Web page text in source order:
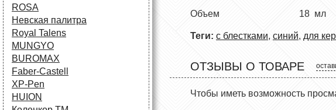
ROSA
Невская палитра
Royal Talens
MUNGYO
BUROMAX
Faber-Castell
XP-Pen
HUION
Объем 18 мл
Теги: с блестками, синий, для
ОТЗЫВЫ О ТОВАРЕ
Чтобы иметь возможность